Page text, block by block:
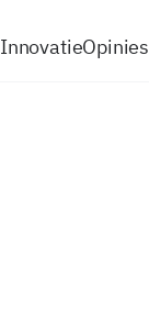
InnovatieOpinies